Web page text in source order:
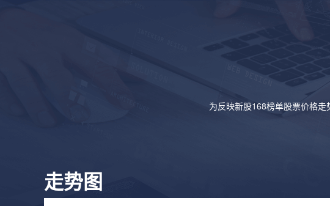
为反映新股168榜单股票价格走
走势图